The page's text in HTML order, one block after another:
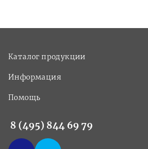
Каталог продукции
Информация
Помощь
8 (495) 844 69 79